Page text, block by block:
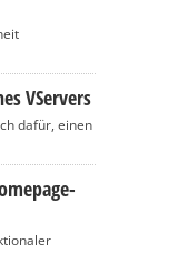
VServers
dafür, einen